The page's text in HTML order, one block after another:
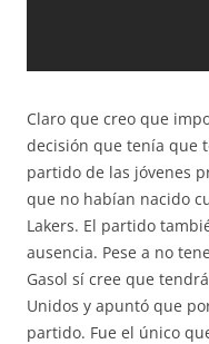
Claro que creo que
decisión que tenía que
partido de las jóvenes
que no habían nacido
Lakers. El partido
ausencia. Pese a no
Gasol sí cree que
Unidos y apuntó que
partido. Fue el único